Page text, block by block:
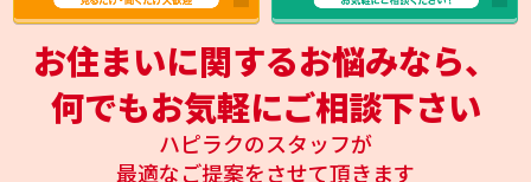
お住まいに関するお悩みなら、
何でもお気軽にご相談下さい
ハピラクのスタッフが
最適なご提案をさせて頂きます